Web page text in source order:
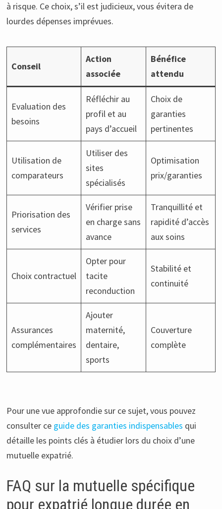
à risque. Ce choix, s’il est judicieux, vous évitera de
lourdes dépenses imprévues.
Conseil
Action
associée
Bénéfice
attendu
Evaluation des
besoins
Réfléchir au
profil et au
pays d’accueil
Choix de
garanties
pertinentes
Utilisation de
comparateurs
Utiliser des
sites
spécialisés
Optimisation
prix/garanties
Priorisation des
services
Vérifier prise
en charge sans
avance
Tranquillité et
rapidité d’accès
aux soins
Choix contractuel
Opter pour
tacite
reconduction
Stabilité et
continuité
Assurances
complémentaires
Ajouter
maternité,
dentaire,
sports
Couverture
complète
Pour une vue approfondie sur ce sujet, vous pouvez
consulter ce guide des garanties indispensables qui
détaille les points clés à étudier lors du choix d’une
mutuelle expatrié.
FAQ sur la mutuelle spécifique
pour expatrié longue durée en